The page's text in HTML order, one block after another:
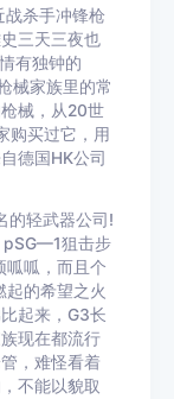
杀手冲锋枪
三天三夜也
有独钟的
械家族里的常
械，从20世
购买过它，用
德国HK公司
的轻武器公司!
pSG—1狙击步
呱呱，而且个
起的希望之火
起来，G3长
现在都流行
，难怪看着
不能以貌取